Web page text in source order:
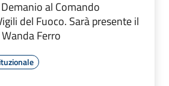
al Comando
del Fuoco. Sarà presente il
Ferro